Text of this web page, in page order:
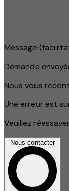
Message
Demande
Nous vous
Une erreur est
Veuillez
Nous contacter